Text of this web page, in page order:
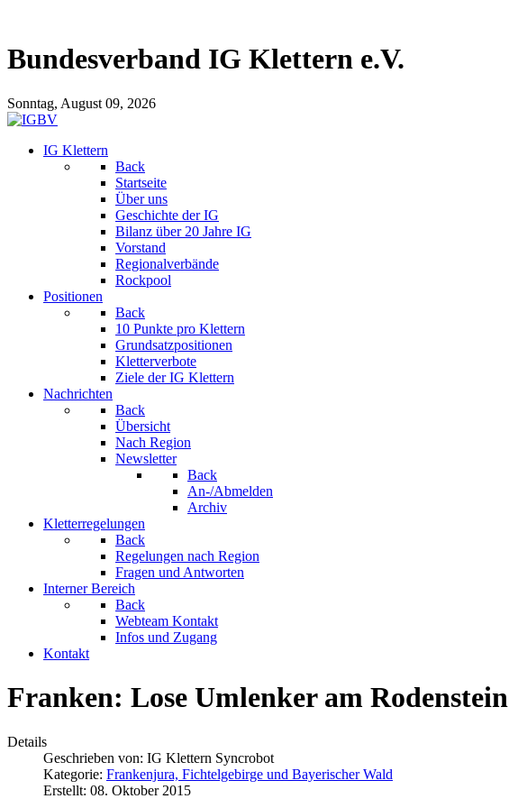
Bundesverband IG Klettern e.V.
Sonntag, August 09, 2026
IG Klettern
Back
Startseite
Über uns
Geschichte der IG
Bilanz über 20 Jahre IG
Vorstand
Regionalverbände
Rockpool
Positionen
Back
10 Punkte pro Klettern
Grundsatzpositionen
Kletterverbote
Ziele der IG Klettern
Nachrichten
Back
Übersicht
Nach Region
Newsletter
Back
An-/Abmelden
Archiv
Kletterregelungen
Back
Regelungen nach Region
Fragen und Antworten
Interner Bereich
Back
Webteam Kontakt
Infos und Zugang
Kontakt
Franken: Lose Umlenker am Rodenstein
Details
Geschrieben von: IG Klettern Syncrobot
Kategorie: Frankenjura, Fichtelgebirge und Bayerischer Wald
Erstellt: 08. Oktober 2015